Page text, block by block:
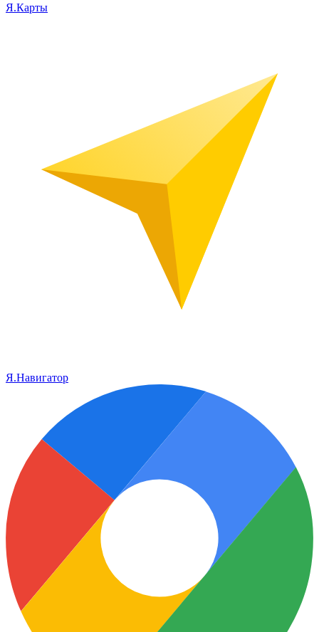
Я.Карты
Я.Навигатор